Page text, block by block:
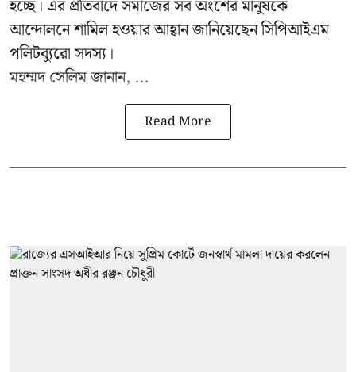
হচ্ছে। এর প্রতিবাদে সমাজের সব অংশের মানুষকে
আন্দোলনে শামিল হওয়ার আহ্বান জানিয়েছেন সিপিআইএম
পলিটব্যুরো সদস্য।
মহম্মদ সেলিম জানান, ...
Read More